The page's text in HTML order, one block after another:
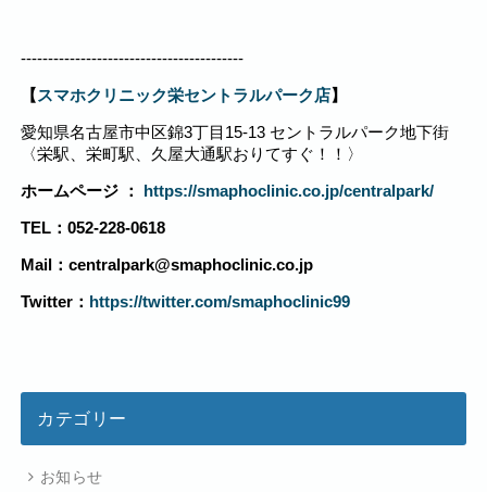
-----------------------------------------
【スマホクリニック栄セントラルパーク店】
愛知県名古屋市中区錦3丁目15-13 セントラルパーク地下街
〈栄駅、栄町駅、久屋大通駅おりてすぐ！！〉
ホームページ ： https://smaphoclinic.co.jp/centralpark/
TEL：052-228-0618
Mail：centralpark@smaphoclinic.co.jp
Twitter： https://twitter.com/smaphoclinic99
カテゴリー
お知らせ